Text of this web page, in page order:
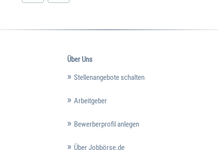
Über Uns
Stellenangebote schalten
Arbeitgeber
Bewerberprofil anlegen
Über Jobbörse.de